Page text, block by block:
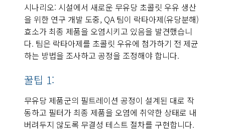
시나리오: 시설에서 새로운 무유당 초콜릿 우유 생산
을 위한 연구 개발 도중, QA 팀이 락타아제(유당분해)
효소가 최종 제품을 오염시키고 있음을 발견했습니
다. 팀은 락타아제를 초콜릿 우유에 첨가하기 전 제균
하는 방법을 조사하고 공정을 조정해야 합니다.
꿀팁 1:
무유당 제품군의 필트레이션 공정이 설계된 대로 작
동하고 필터가 최종 제품을 오염에 취약한 상태로 내
버려두지 않도록 무결성 테스트 절차를 구현합니다.